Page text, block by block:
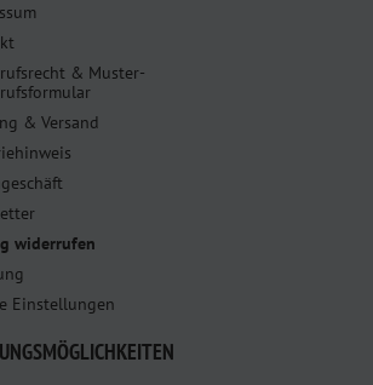
& Muster-
& Versand
widerrufen
Einstellungen